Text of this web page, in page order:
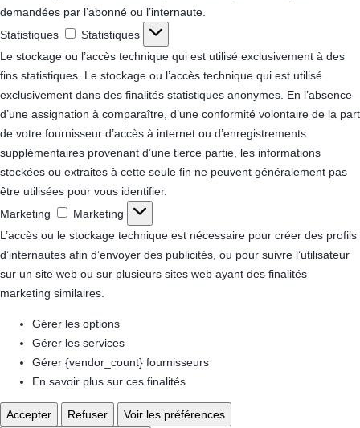
demandées par l’abonné ou l’internaute.
Statistiques
Statistiques
Le stockage ou l’accès technique qui est utilisé exclusivement à des
fins statistiques. Le stockage ou l’accès technique qui est utilisé
exclusivement dans des finalités statistiques anonymes. En l’absence
d’une assignation à comparaître, d’une conformité volontaire de la part
de votre fournisseur d’accès à internet ou d’enregistrements
supplémentaires provenant d’une tierce partie, les informations
stockées ou extraites à cette seule fin ne peuvent généralement pas
être utilisées pour vous identifier.
Marketing
Marketing
L’accès ou le stockage technique est nécessaire pour créer des profils
d’internautes afin d’envoyer des publicités, ou pour suivre l’utilisateur
sur un site web ou sur plusieurs sites web ayant des finalités
marketing similaires.
Gérer les options
Gérer les services
Gérer {vendor_count} fournisseurs
En savoir plus sur ces finalités
Accepter Refuser Voir les préférences